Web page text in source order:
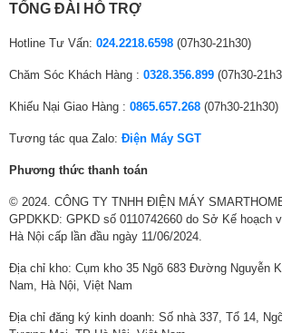
Hình ảnh và âm thanh chuẩn
Atmosđể mang đến trải nghiệm nghe nhìn sống
chiếc TV của bạn thành một trung tâm giải trí
tiết sắc nét và âm thanh chân thực, tạo nên độ
bạn có thể nhìn thấy, nghe thấy và cảm nhận rõ
chân
Khoảng cách xem
phù hợp
TỔNG ĐÀI HỖ TRỢ
Hotline Tư Vấn: 024.2218.6598 (07h30-21h30)
Chăm Sóc Khách Hàng : 0328.356.899 (07h30-
Khiếu Nại Giao Hàng : 0865.657.268 (07h30-21h30)
Tương tác qua Zalo: Điện Máy SGT
Phương thức thanh toán
© 2024. CÔNG TY TNHH ĐIỆN MÁY
GPDKKD: GPKD số 0110742660 do Sở Kế hoạch
Hà Nội cấp lần đầu ngày 11/06/2024.
Địa chỉ kho: Cụm kho 35 Ngõ 683 Đường Nguyễn
Nam, Hà Nội, Việt Nam
Địa chỉ đăng ký kinh doanh: Số nhà 337, Tổ 14,